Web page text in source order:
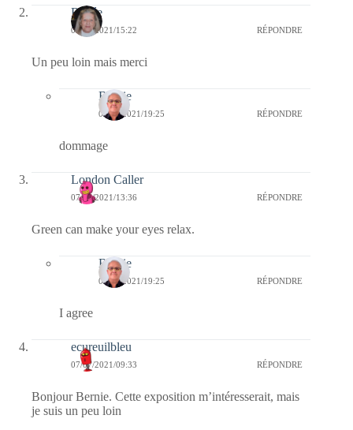
Renée
07/07/2021/15:22 RÉPONDRE
Un peu loin mais merci
Bernie
07/07/2021/19:25 RÉPONDRE
dommage
London Caller
07/07/2021/13:36 RÉPONDRE
Green can make your eyes relax.
Bernie
07/07/2021/19:25 RÉPONDRE
I agree
ecureuilbleu
07/07/2021/09:33 RÉPONDRE
Bonjour Bernie. Cette exposition m’intéresserait, mais
je suis un peu loin